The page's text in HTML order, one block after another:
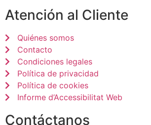
Atención al Cliente
Quiénes somos
Contacto
Condiciones legales
Política de privacidad
Política de cookies
Informe d’Accessibilitat Web
Contáctanos